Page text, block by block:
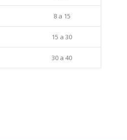
8 a 15
15 a 30
30 a 40